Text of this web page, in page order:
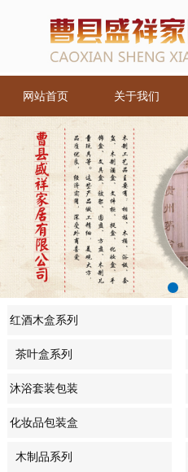
网站首页 关于我们
红酒木盒系列
茶叶盒系列
沐浴套装包装
盒系列
化妆品包装盒
系列
木制品系列